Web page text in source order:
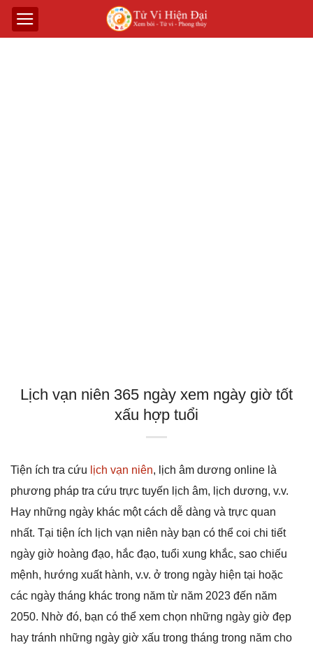
Lịch vạn niên 365 ngày xem ngày giờ tốt
xấu hợp tuổi
Tiện ích tra cứu lịch vạn niên, lịch âm dương online là
phương pháp tra cứu trực tuyến lịch âm, lịch dương, v.v.
Hay những ngày khác một cách dễ dàng và trực quan
nhất. Tại tiện ích lịch vạn niên này bạn có thể coi chi tiết
ngày giờ hoàng đạo, hắc đạo, tuổi xung khắc, sao chiếu
mệnh, hướng xuất hành, v.v. ở trong ngày hiện tại hoặc
các ngày tháng khác trong năm từ năm 2023 đến năm
2050. Nhờ đó, bạn có thể xem chọn những ngày giờ đẹp
hay tránh những ngày giờ xấu trong tháng trong năm cho